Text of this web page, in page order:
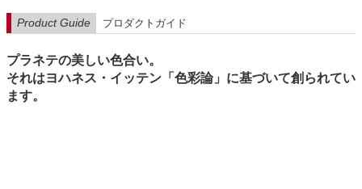
Product Guide プロダクトガイド
プラネテの美しい色合い。
それはヨハネス・イッテン「色彩論」に基づいて創られてい
ます。